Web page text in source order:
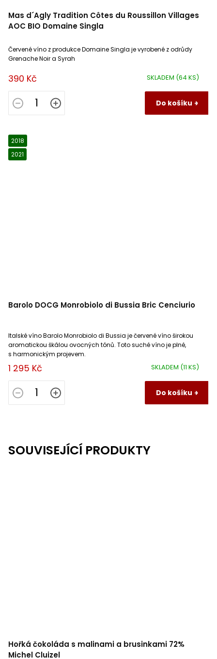
Mas d´Agly Tradition Côtes du Roussillon Villages
AOC BIO Domaine Singla
SKLADEM (64 KS)
390 Kč
Do košíku
Červené víno z produkce Domaine Singla je vyrobené z odrůdy
Grenache Noir a Syrah
2018
2021
Barolo DOCG Monrobiolo di Bussia Bric Cenciurio
SKLADEM (11 KS)
1 295 Kč
Do košíku
Italské víno Barolo Monrobiolo di Bussia je červené víno širokou
aromatickou škálou ovocných tónů. Toto suché víno je plné,
s harmonickým projevem.
SOUVISEJÍCÍ PRODUKTY
Hořká čokoláda s malinami a brusinkami 72%
Michel Cluizel